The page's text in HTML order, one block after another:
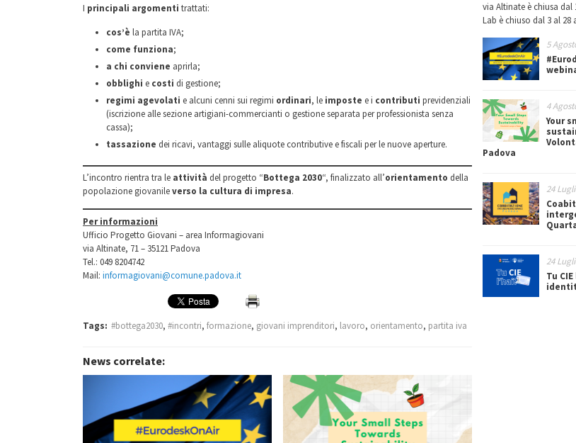
I principali argomenti trattati:
cos’è la partita IVA;
come funziona;
a chi conviene aprirla;
obblighi e costi di gestione;
regimi agevolati e alcuni cenni sui regimi ordinari, le imposte e i contributi previdenziali
(iscrizione alle sezione artigiani-commercianti o gestione separata per professionista senza
cassa);
tassazione dei ricavi, vantaggi sulle aliquote contributive e fiscali per le nuove aperture.
L’incontro rientra tra le attività del progetto “Bottega 2030“, finalizzato all’orientamento della
popolazione giovanileverso la cultura di impresa.
Per informazioni
Ufficio Progetto Giovani – area Informagiovani
via Altinate, 71 – 35121 Padova
Tel.: 049 8204742
Mail: informagiovani@comune.padova.it
Tags: #bottega2030, #incontri, formazione, giovani imprenditori, lavoro, orientamento, partita iva
News correlate:
via Altinate è chiusa dal
Lab è chiuso dal 3 al 28
5
4
Your
Padova
24
24
Tu